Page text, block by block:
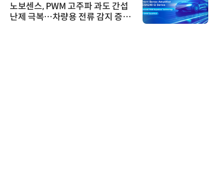
노보센스, PWM 고주파 과도 간섭
난제 극복…차량용 전류 감지 증폭